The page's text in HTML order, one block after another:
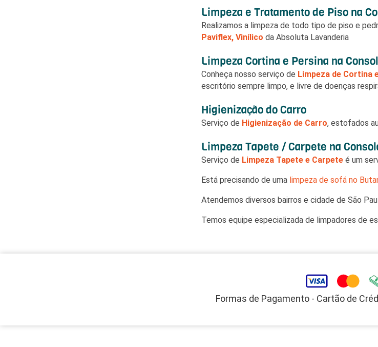
Limpeza e Tratamento de Piso na
Realizamos a limpeza de todo tipo de piso e
Paviflex, Vinílico da Absoluta Lavanderia
Limpeza Cortina e Persina na
Conheça nosso serviço de Limpeza de Cortina
escritório sempre limpo, e livre de doenças
Higienização do Carro
Serviço de Higienização de Carro, estofados
Limpeza Tapete / Carpete na
Serviço de Limpeza Tapete e Carpete é um
Está precisando de uma limpeza de sofá no
Atendemos diversos bairros e cidade de São
Temos equipe especializada de limpadores de
Formas de Pagamento - Cartão de